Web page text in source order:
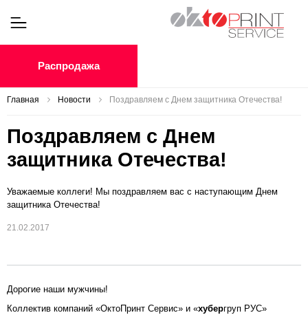
Распродажа
Главная Новости Поздравляем с Днем защитника Отечества!
Поздравляем с Днем
защитника Отечества!
Уважаемые коллеги! Мы поздравляем вас с наступающим Днем
защитника Отечества!
21.02.2017
Дорогие наши мужчины!
Коллектив компаний «ОктоПринт Сервис» и «хубергруп РУС»